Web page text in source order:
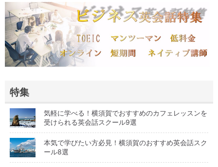
特集
気軽に学べる！横須賀でおすすめのカフェレッスンを
受けられる英会話スクール9選
本気で学びたい方必見！横須賀のおすすめ英会話スク
ール8選